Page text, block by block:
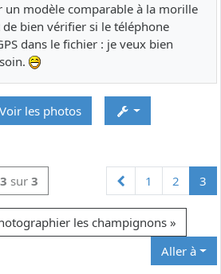
un modèle comparable à la morille
bien vérifier si le téléphone
dans le fichier : je veux bien
Voir les photos
Précédente
1 2 3
3 sur 3
les champignons »
Aller à